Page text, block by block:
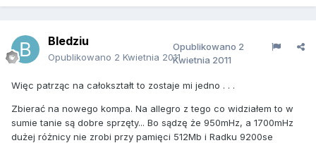
Bledziu
Opublikowano 2 Kwietnia 2011
Opublikowano 2
Kwietnia 2011
Więc patrząc na całokształt to zostaje mi jedno . . .
Zbierać na nowego kompa. Na allegro z tego co widziałem to w
sumie tanie są dobre sprzęty... Bo sądzę że 950mHz, a 1700mHz
dużej różnicy nie zrobi przy pamięci 512Mb i Radku 9200se